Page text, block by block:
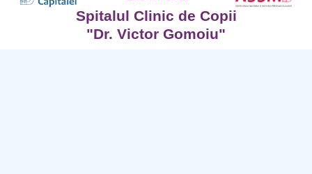
Spitalul Clinic de Copii
"Dr. Victor Gomoiu"